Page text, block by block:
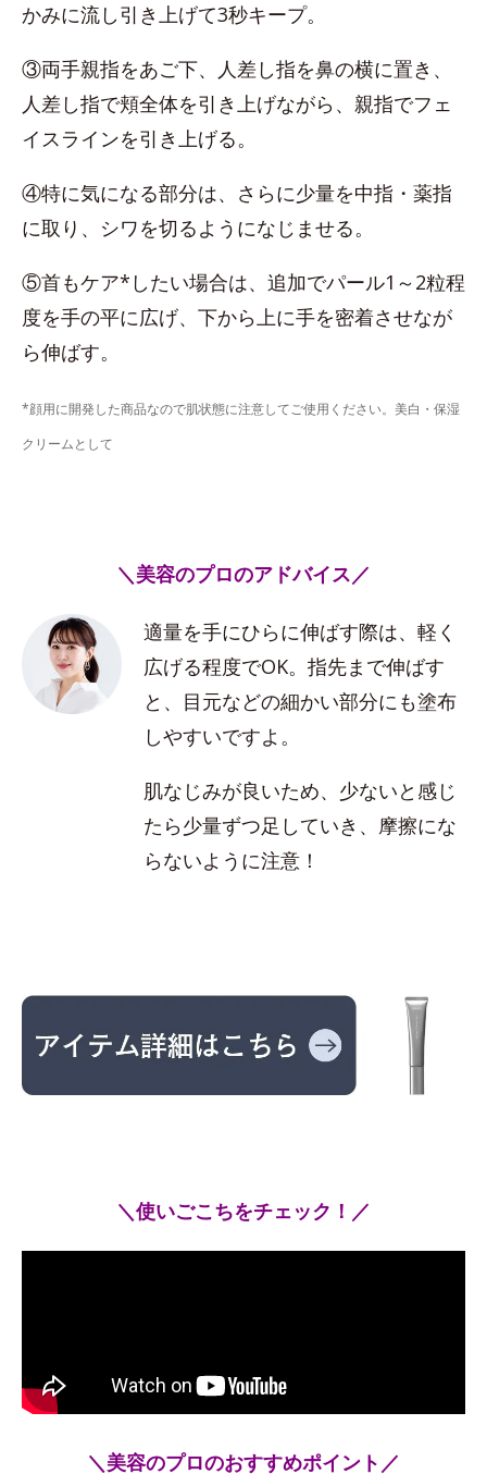
かみに流し引き上げて3秒キープ。
③両手親指をあご下、人差し指を鼻の横に置き、
人差し指で頬全体を引き上げながら、親指でフェ
イスラインを引き上げる。
④特に気になる部分は、さらに少量を中指・薬指
に取り、シワを切るようになじませる。
⑤首もケア*したい場合は、追加でパール1～2粒程
度を手の平に広げ、下から上に手を密着させなが
ら伸ばす。
*顔用に開発した商品なので肌状態に注意してご使用ください。美白・保湿
クリームとして
＼美容のプロのアドバイス／
適量を手にひらに伸ばす際は、軽く
広げる程度でOK。指先まで伸ばす
と、目元などの細かい部分にも塗布
しやすいですよ。
肌なじみが良いため、少ないと感じ
たら少量ずつ足していき、摩擦にな
らないように注意！
＼使いごこちをチェック！／
＼美容のプロのおすすめポイント／